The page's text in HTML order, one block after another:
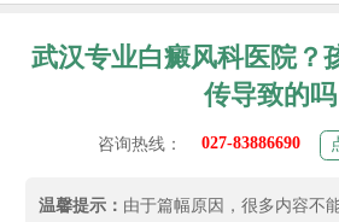
武汉专业白癜风科医院？
传导致的吗
咨询热线： 027-83886690
温馨提示： 由于篇幅原因，很多内容不